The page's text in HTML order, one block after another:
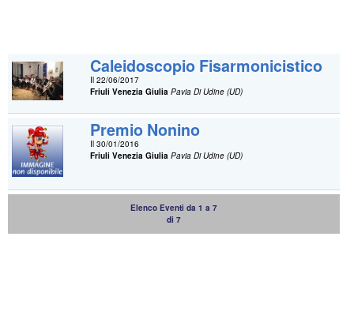
Caleidoscopio Fisarmonicistico
Il 22/06/2017
Friuli Venezia Giulia Pavia Di Udine (UD)
Premio Nonino
Il 30/01/2016
Friuli Venezia Giulia Pavia Di Udine (UD)
Elenco Eventi da 1 a 7
di 7